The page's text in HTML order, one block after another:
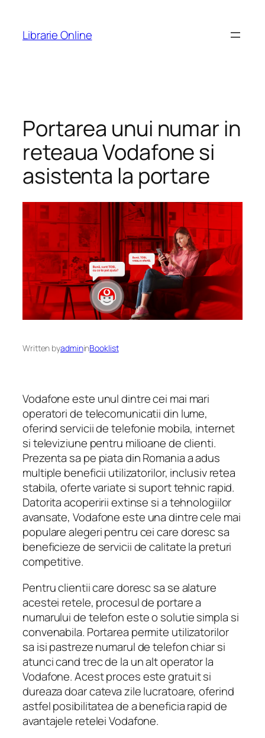
content
Librarie Online
Portarea unui numar in
reteaua Vodafone si
asistenta la portare
Written byadmininBooklist
Vodafone este unul dintre cei mai mari
operatori de telecomunicatii din lume,
oferind servicii de telefonie mobila, internet
si televiziune pentru milioane de clienti.
Prezenta sa pe piata din Romania a adus
multiple beneficii utilizatorilor, inclusiv retea
stabila, oferte variate si suport tehnic rapid.
Datorita acoperirii extinse si a tehnologiilor
avansate, Vodafone este una dintre cele mai
populare alegeri pentru cei care doresc sa
beneficieze de servicii de calitate la preturi
competitive.
Pentru clientii care doresc sa se alature
acestei retele, procesul de portare a
numarului de telefon este o solutie simpla si
convenabila. Portarea permite utilizatorilor
sa isi pastreze numarul de telefon chiar si
atunci cand trec de la un alt operator la
Vodafone. Acest proces este gratuit si
dureaza doar cateva zile lucratoare, oferind
astfel posibilitatea de a beneficia rapid de
avantajele retelei Vodafone.